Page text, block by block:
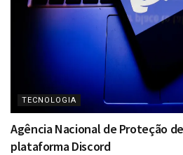
TECNOLOGIA
Agência Nacional de Proteção
plataforma Discord